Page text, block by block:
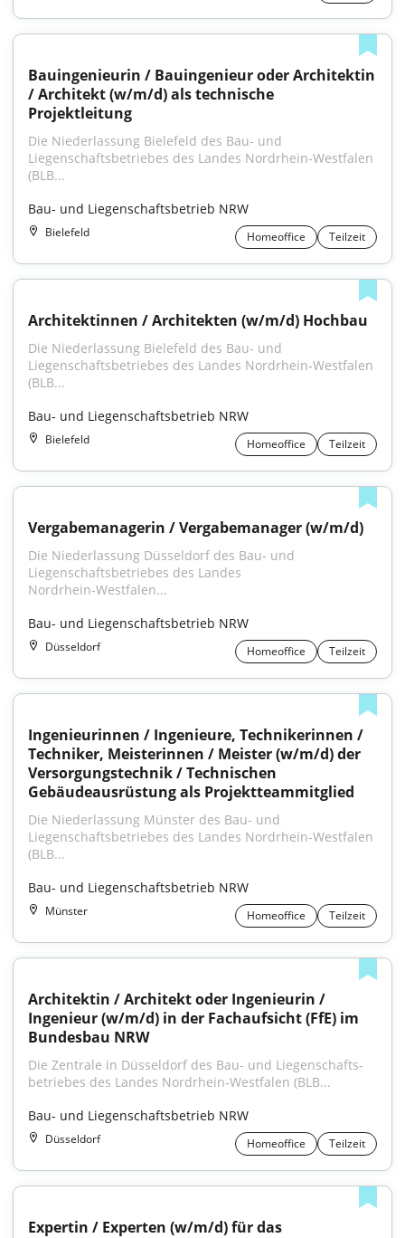
Bauingenieurin / Bauingenieur oder Architektin
/ Architekt (w/m/d) als technische
Projektleitung
Die Niederlassung Bielefeld des Bau- und
Liegenschaftsbetriebes des Landes Nordrhein‑Westfalen
(BLB...
Bau- und Liegenschaftsbetrieb NRW
Bielefeld Homeoffice Teilzeit
Architektinnen / Architekten (w/m/d) Hochbau
Die Niederlassung Bielefeld des Bau- und
Liegenschaftsbetriebes des Landes Nordrhein‑Westfalen
(BLB...
Bau- und Liegenschaftsbetrieb NRW
Bielefeld Homeoffice Teilzeit
Vergabemanagerin / Vergabemanager (w/m/d)
Die Niederlassung Düsseldorf des Bau- und
Liegenschafts­betriebes des Landes
Nordrhein‑Westfalen...
Bau- und Liegenschaftsbetrieb NRW
Düsseldorf Homeoffice Teilzeit
Ingenieurinnen / Ingenieure, Technikerinnen /
Techniker, Meisterinnen / Meister (w/m/d) der
Versorgungstechnik / Technischen
Gebäudeausrüstung als Projektteammitglied
Die Niederlassung Münster des Bau- und
Liegenschaftsbetriebes des Landes Nordrhein‑Westfalen
(BLB...
Bau- und Liegenschaftsbetrieb NRW
Münster Homeoffice Teilzeit
Architektin / Architekt oder Ingenieurin /
Ingenieur (w/m/d) in der Fachaufsicht (FfE) im
Bundesbau NRW
Die Zentrale in Düsseldorf des Bau- und Liegenschafts­
betriebes des Landes Nordrhein‑Westfalen (BLB...
Bau- und Liegenschaftsbetrieb NRW
Düsseldorf Homeoffice Teilzeit
Expertin / Experten (w/m/d) für das